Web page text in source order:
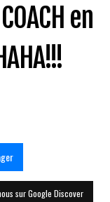
en
sur Google Discover